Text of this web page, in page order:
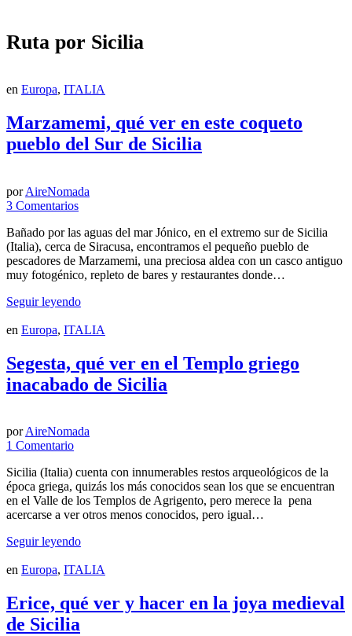
Ruta por Sicilia
en Europa, ITALIA
Marzamemi, qué ver en este coqueto
pueblo del Sur de Sicilia
porAireNomada
3 Comentarios
Bañado por las aguas del mar Jónico, en el extremo sur de Sicilia
(Italia), cerca de Siracusa, encontramos el pequeño pueblo de
pescadores de Marzamemi, una preciosa aldea con un casco antiguo
muy fotogénico, repleto de bares y restaurantes donde…
Seguir leyendo
en Europa, ITALIA
Segesta, qué ver en el Templo griego
inacabado de Sicilia
porAireNomada
1 Comentario
Sicilia (Italia) cuenta con innumerables restos arqueológicos de la
época griega, quizás los más conocidos sean los que se encuentran
en el Valle de los Templos de Agrigento, pero merece la pena
acercarse a ver otros menos conocidos, pero igual…
Seguir leyendo
en Europa, ITALIA
Erice, qué ver y hacer en la joya medieval
de Sicilia